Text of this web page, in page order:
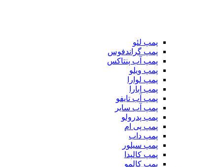
پمپ لئو
پمپ گراندفوس
پمپ آب پنتاکس
پمپ ویلو
پمپ لوارا
پمپ ابارا
پمپ آب تایفو
پمپ آب سایر
پمپ پدرولو
پمپ پی ام
پمپ داب
پمپ سیلور
پمپ کالپدا
پمپ کالمو